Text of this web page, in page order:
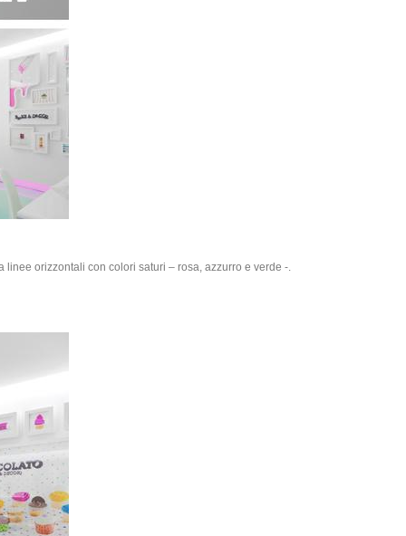
orizzontali con colori saturi – rosa, azzurro e verde -.